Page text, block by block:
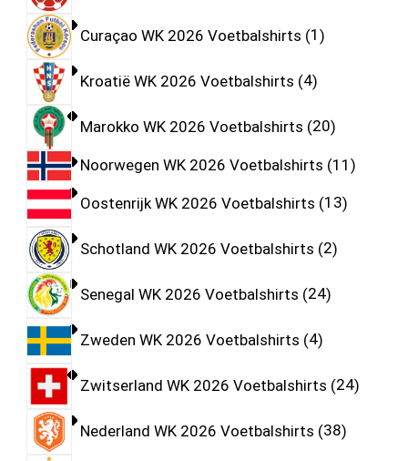
Curaçao WK 2026 Voetbalshirts 1
Kroatië WK 2026 Voetbalshirts 4
Marokko WK 2026 Voetbalshirts 20
Noorwegen WK 2026 Voetbalshirts 11
Oostenrijk WK 2026 Voetbalshirts 13
Schotland WK 2026 Voetbalshirts 2
Senegal WK 2026 Voetbalshirts 24
Zweden WK 2026 Voetbalshirts 4
Zwitserland WK 2026 Voetbalshirts 24
Nederland WK 2026 Voetbalshirts 38